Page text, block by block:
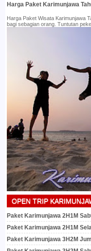
Harga Paket Karimunjawa
Harga Paket Wisata Karimunjawa
bagi sebagian orang. Tuntutan
OPEN TRIP
Paket Karimunjawa 2H1M
Paket Karimunjawa 2H1M
Paket Karimunjawa 3H2M